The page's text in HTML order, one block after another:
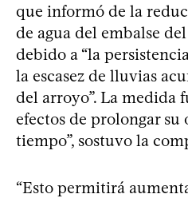
que informó de la
de agua del embalse
debido a “la
la escasez de lluvias
del arroyo”. La medida
efectos de prolongar su
tiempo”, sostuvo la
“Esto permitirá